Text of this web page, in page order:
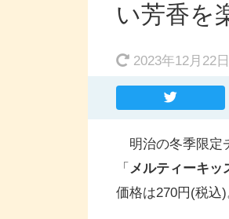
い芳香を
2023年12月22日
明治の冬季限定
「 メルティーキッ
価格は270円(税込)